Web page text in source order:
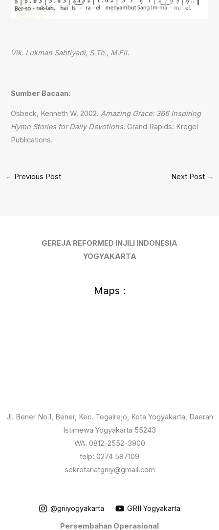
Vik. Lukman Sabtiyadi, S.Th., M.Fil.
Sumber Bacaan:
Osbeck, Kenneth W. 2002.Amazing Grace: 366 Inspiring
Hymn Stories for Daily Devotions.Grand Rapids: Kregel
Publications.
← Previous Post Next Post →
GEREJA REFORMED INJILI INDONESIA
YOGYAKARTA
Maps :
Jl. Bener No.1, Bener, Kec. Tegalrejo, Kota Yogyakarta, Daerah
Istimewa Yogyakarta 55243
WA: 0812-2552-3900
telp: 0274 587109
sekretariatgriiy@gmail.com
@griiyogyakarta
GRII Yogyakarta
Persembahan Operasional